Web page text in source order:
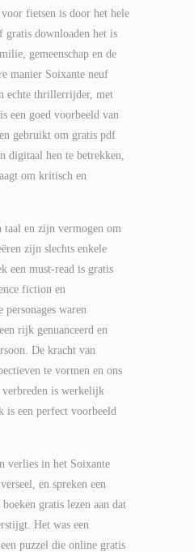
fietsen is door het hele
gratis downloaden het is
gemeenschap en de
manier Soixante neuf
echte thrillerrijder, met
een goed voorbeeld van
gebruikt om gratis pdf
digitaal hen te betrekken,
om kritisch en
taal en zijn vermogen om
zijn slechts enkele
een must-read is gratis
fiction en
waren
rijk genuanceerd en
De kracht van
te vormen en ons
is werkelijk
is een perfect voorbeeld
verlies in het Soixante
en spreken een
gratis lezen aan dat
Het was een
puzzel die online gratis